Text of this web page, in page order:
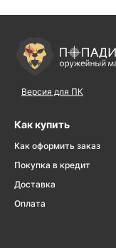
Версия для ПК
Как купить
Как оформить заказ
Покупка в кредит
Доставка
Оплата